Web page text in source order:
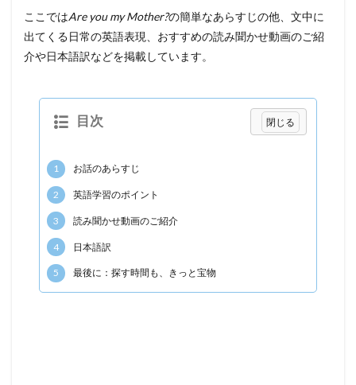
ここではAre you my Mother?の簡単なあらすじの他、文中に
出てくる日常の英語表現、おすすめの読み聞かせ動画のご紹
介や日本語訳などを掲載しています。
目次
1 お話のあらすじ
2 英語学習のポイント
3 読み聞かせ動画のご紹介
4 日本語訳
5 最後に：探す時間も、きっと宝物